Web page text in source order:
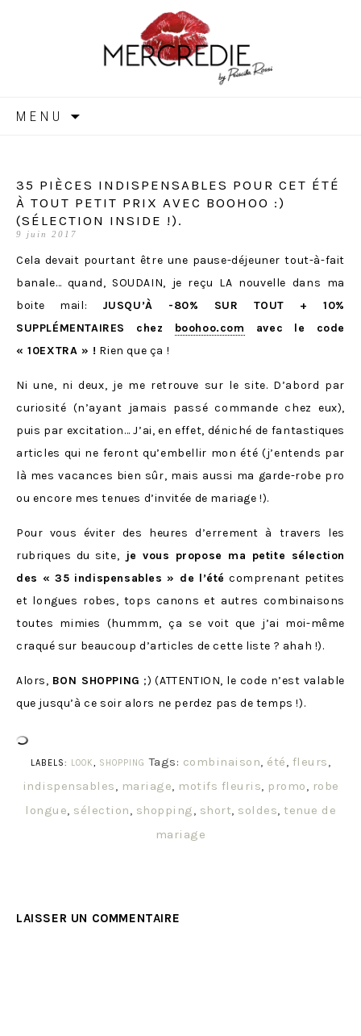
MERCREDIE
MENU
35 PIÈCES INDISPENSABLES POUR CET ÉTÉ
À TOUT PETIT PRIX AVEC BOOHOO :)
(SÉLECTION INSIDE !).
9 juin 2017
Cela devait pourtant être une pause-déjeuner tout-à-fait
banale… quand, SOUDAIN, je reçu LA nouvelle dans ma
boite mail: JUSQU’À -80% SUR TOUT + 10%
SUPPLÉMENTAIRES chez boohoo.com avec le code
« 10EXTRA » ! Rien que ça !
Ni une, ni deux, je me retrouve sur le site. D’abord par
curiosité (n’ayant jamais passé commande chez eux),
puis par excitation… J’ai, en effet, déniché de fantastiques
articles qui ne feront qu’embellir mon été (j’entends par
là mes vacances bien sûr, mais aussi ma garde-robe pro
ou encore mes tenues d’invitée de mariage !).
Pour vous éviter des heures d’errement à travers les
rubriques du site, je vous propose ma petite sélection
des « 35 indispensables » de l’été comprenant petites
et longues robes, tops canons et autres combinaisons
toutes mimies (hummm, ça se voit que j’ai moi-même
craqué sur beaucoup d’articles de cette liste ? ahah !).
Alors, BON SHOPPING ;) (ATTENTION, le code n’est valable
que jusqu’à ce soir alors ne perdez pas de temps !).
LABELS: LOOK, SHOPPING Tags: combinaison, été, fleurs,
indispensables, mariage, motifs fleuris, promo, robe
longue, sélection, shopping, short, soldes, tenue de
mariage
LAISSER UN COMMENTAIRE